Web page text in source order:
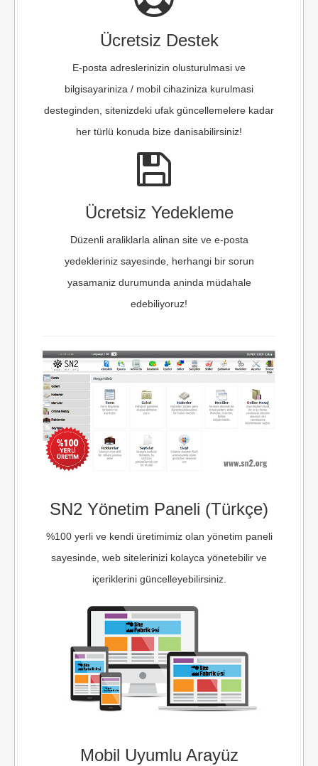
Ücretsiz Destek
E-posta adreslerinizin olusturulmasi ve
bilgisayariniza / mobil cihaziniza kurulmasi
desteginden, sitenizdeki ufak güncellemelere kadar
her türlü konuda bize danisabilirsiniz!
Ücretsiz Yedekleme
Düzenli araliklarla alinan site ve e-posta
yedekleriniz sayesinde, herhangi bir sorun
yasamaniz durumunda aninda müdahale
edebiliyoruz!
SN2 Yönetim Paneli (Türkçe)
%100 yerli ve kendi üretimimiz olan yönetim paneli
sayesinde, web sitelerinizi kolayca yönetebilir ve
içeriklerini güncelleyebilirsiniz.
Mobil Uyumlu Arayüz